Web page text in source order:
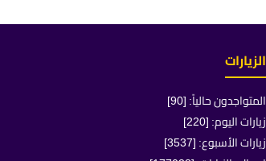
الزيارات
المتواجدون حالياً: [90]
زيارات اليوم: [220]
زيارات الأسبوع: [3537]